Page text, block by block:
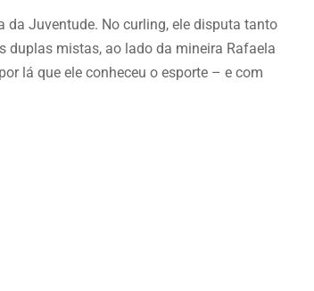
Juventude. No curling, ele disputa tanto
duplas mistas, ao lado da mineira Rafaela
lá que ele conheceu o esporte – e com